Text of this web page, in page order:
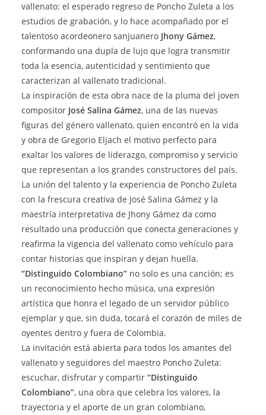
vallenato: el esperado regreso de Poncho Zuleta a los
estudios de grabación, y lo hace acompañado por el
talentoso acordeonero sanjuanero Jhony Gámez,
conformando una dupla de lujo que logra transmitir
toda la esencia, autenticidad y sentimiento que
caracterizan al vallenato tradicional.
La inspiración de esta obra nace de la pluma del joven
compositor José Salina Gámez, una de las nuevas
figuras del género vallenato, quien encontró en la vida
y obra de Gregorio Eljach el motivo perfecto para
exaltar los valores de liderazgo, compromiso y servicio
que representan a los grandes constructores del país.
La unión del talento y la experiencia de Poncho Zuleta
con la frescura creativa de José Salina Gámez y la
maestría interpretativa de Jhony Gámez da como
resultado una producción que conecta generaciones y
reafirma la vigencia del vallenato como vehículo para
contar historias que inspiran y dejan huella.
“Distinguido Colombiano” no solo es una canción; es
un reconocimiento hecho música, una expresión
artística que honra el legado de un servidor público
ejemplar y que, sin duda, tocará el corazón de miles de
oyentes dentro y fuera de Colombia.
La invitación está abierta para todos los amantes del
vallenato y seguidores del maestro Poncho Zuleta:
escuchar, disfrutar y compartir “Distinguido
Colombiano”, una obra que celebra los valores, la
trayectoria y el aporte de un gran colombiano,